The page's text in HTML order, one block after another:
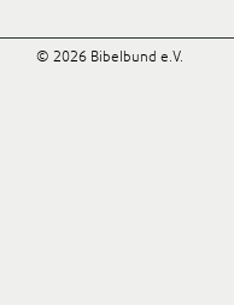
© 2026 Bibelbund e.V.